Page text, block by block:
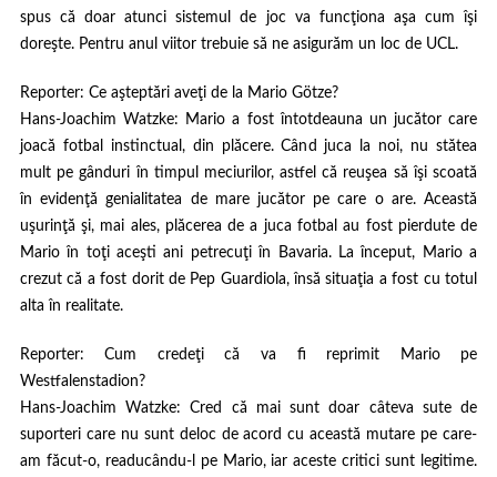
spus că doar atunci sistemul de joc va funcţiona aşa cum îşi
doreşte. Pentru anul viitor trebuie să ne asigurăm un loc de UCL.
Reporter: Ce aşteptări aveţi de la Mario Götze?
Hans-Joachim Watzke: Mario a fost întotdeauna un jucător care
joacă fotbal instinctual, din plăcere. Când juca la noi, nu stătea
mult pe gânduri în timpul meciurilor, astfel că reuşea să îşi scoată
în evidenţă genialitatea de mare jucător pe care o are. Această
uşurinţă şi, mai ales, plăcerea de a juca fotbal au fost pierdute de
Mario în toţi aceşti ani petrecuţi în Bavaria. La început, Mario a
crezut că a fost dorit de Pep Guardiola, însă situaţia a fost cu totul
alta în realitate.
Reporter: Cum credeţi că va fi reprimit Mario pe
Westfalenstadion?
Hans-Joachim Watzke: Cred că mai sunt doar câteva sute de
suporteri care nu sunt deloc de acord cu această mutare pe care-
am făcut-o, readucându-l pe Mario, iar aceste critici sunt legitime.